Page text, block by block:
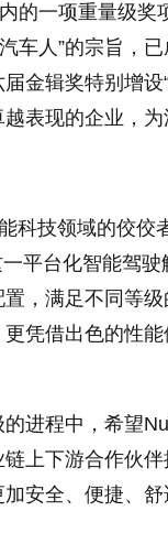
的一项重量级
车人”的宗旨，
金辑奖特别增
表现的企业，为
科技领域的佼
一平台化智能驾
，满足不同等
凭借出色的性
进程中，希望
上下游合作伙
安全、便捷、舒